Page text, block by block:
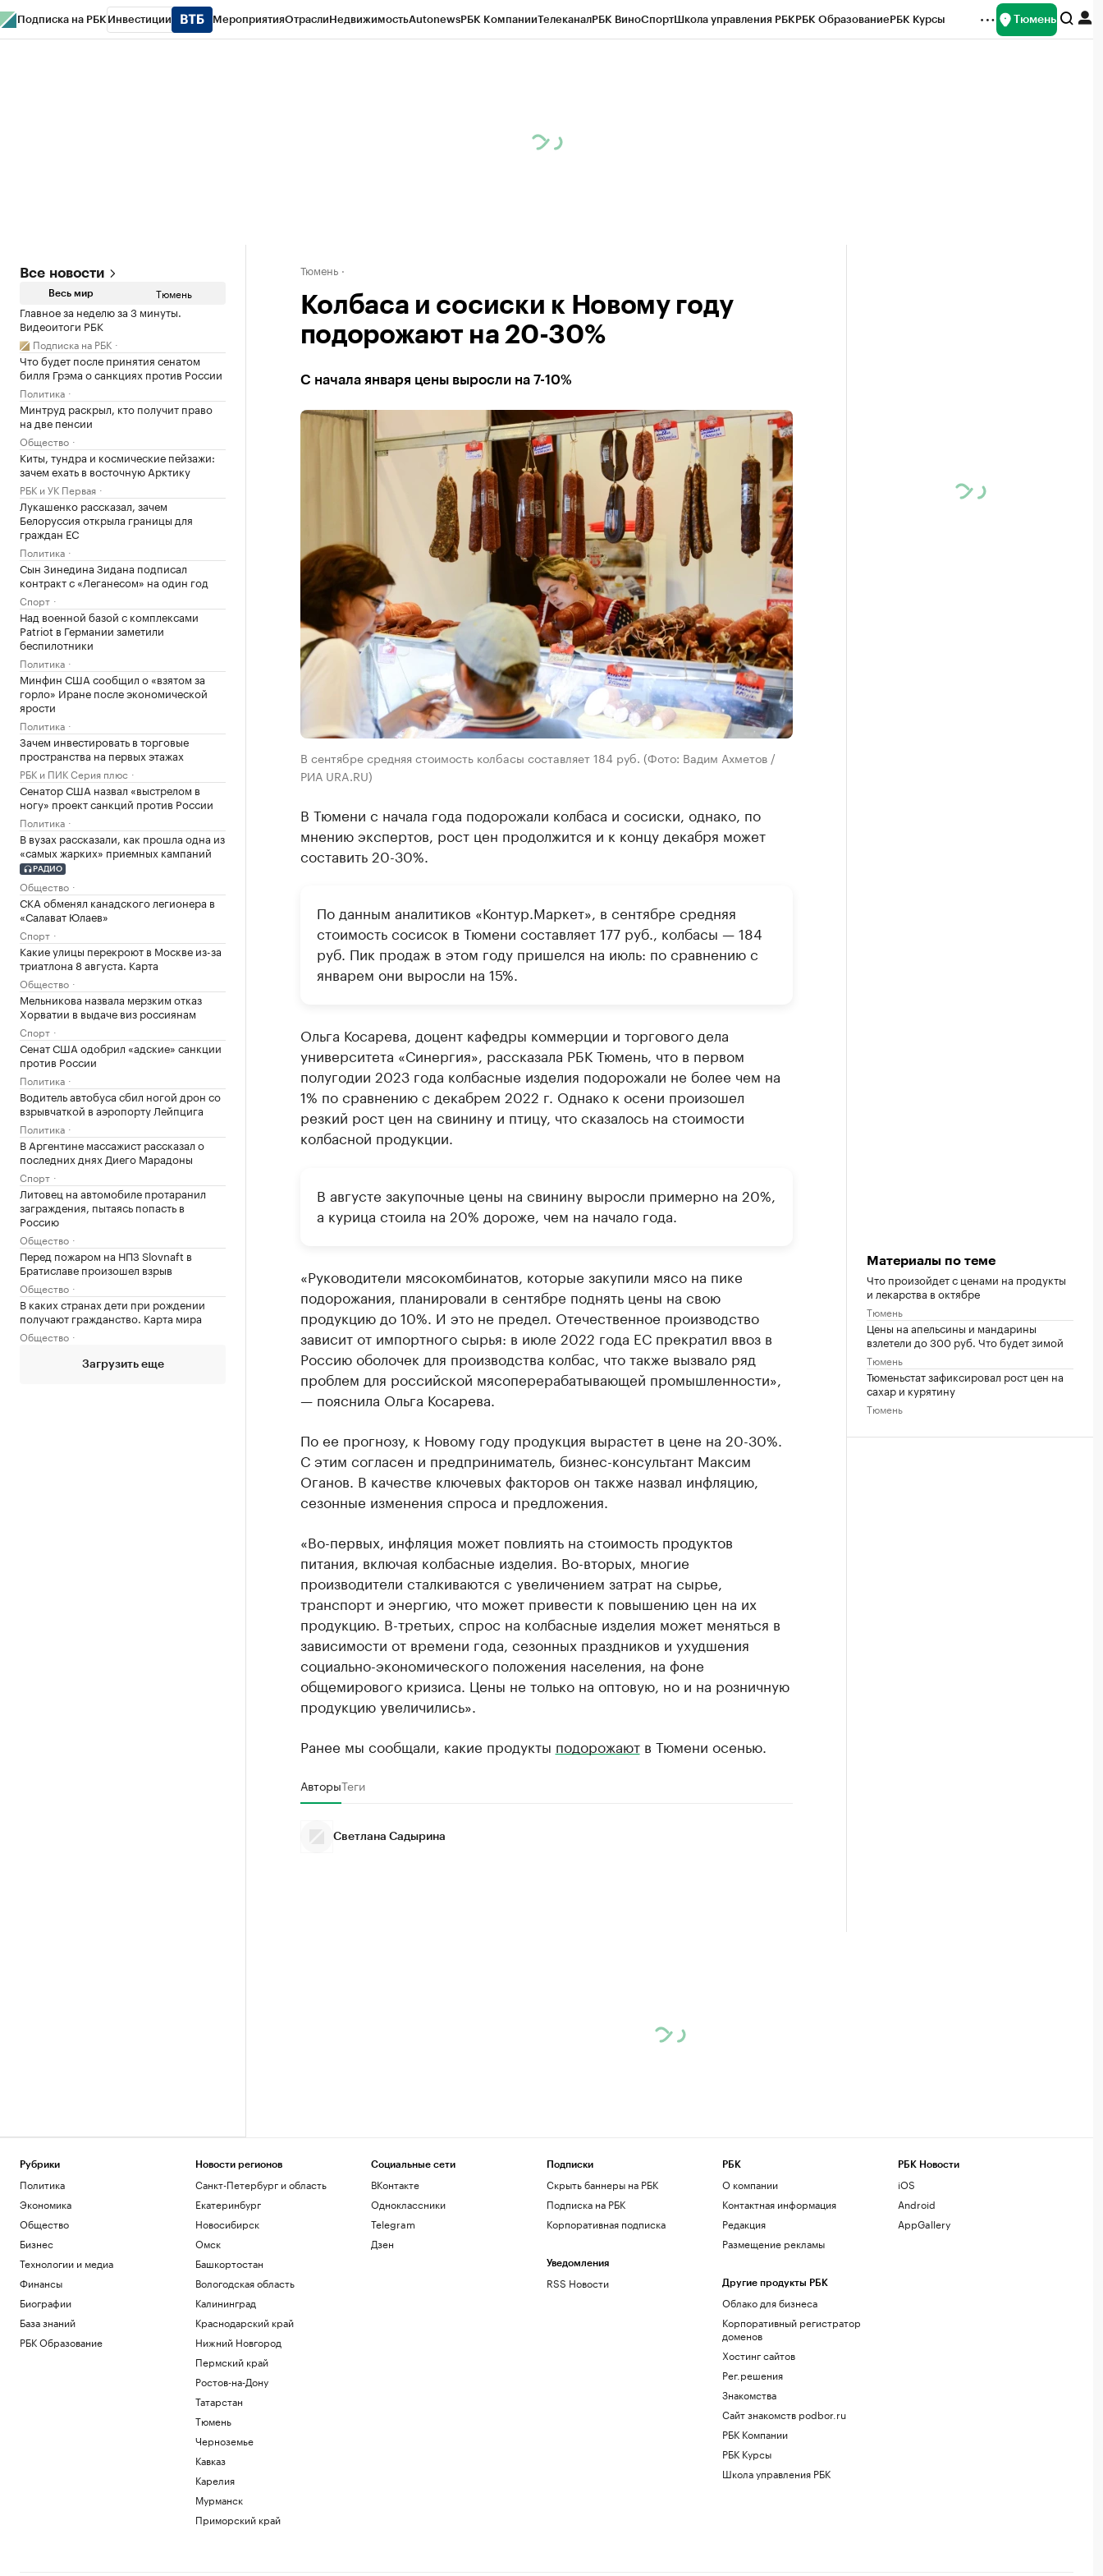
Подписка на РБК Инвестиции МероприятияОтраслиНедвижимостьAutonewsРБК КомпанииТелеканалРБК ВиноСпортШкола управления РБКРБК ОбразованиеРБК Курсы Тюмень
Все новости
Весь мир Тюмень
Главное за неделю за 3 минуты.
Видеоитоги РБК
Подписка на РБК
Что будет после принятия сенатом
билля Грэма о санкциях против России
Политика
Минтруд раскрыл, кто получит право
на две пенсии
Общество
Киты, тундра и космические пейзажи:
зачем ехать в восточную Арктику
РБК и УК Первая
Лукашенко рассказал, зачем
Белоруссия открыла границы для
граждан ЕС
Политика
Сын Зинедина Зидана подписал
контракт с «Леганесом» на один год
Спорт
Над военной базой с комплексами
Patriot в Германии заметили
беспилотники
Политика
Минфин США сообщил о «взятом за
горло» Иране после экономической
ярости
Политика
Зачем инвестировать в торговые
пространства на первых этажах
РБК и ПИК Серия плюс
Сенатор США назвал «выстрелом в
ногу» проект санкций против России
Политика
В вузах рассказали, как прошла одна из
«самых жарких» приемных кампаний
РАДИО
Общество
СКА обменял канадского легионера в
«Салават Юлаев»
Спорт
Какие улицы перекроют в Москве из-за
триатлона 8 августа. Карта
Общество
Мельникова назвала мерзким отказ
Хорватии в выдаче виз россиянам
Спорт
Сенат США одобрил «адские» санкции
против России
Политика
Водитель автобуса сбил ногой дрон со
взрывчаткой в аэропорту Лейпцига
Политика
В Аргентине массажист рассказал о
последних днях Диего Марадоны
Спорт
Литовец на автомобиле протаранил
заграждения, пытаясь попасть в
Россию
Общество
Перед пожаром на НПЗ Slovnaft в
Братиславе произошел взрыв
Общество
В каких странах дети при рождении
получают гражданство. Карта мира
Общество
Загрузить еще
Тюмень
Колбаса и сосиски к Новому году
подорожают на 20-30%
С начала января цены выросли на 7-10%
В сентябре средняя стоимость колбасы составляет 184 руб. (Фото: Вадим Ахметов /
РИА URA.RU)
В Тюмени с начала года подорожали колбаса и сосиски, однако, по
мнению экспертов, рост цен продолжится и к концу декабря может
составить 20-30%.
По данным аналитиков «Контур.Маркет», в сентябре средняя
стоимость сосисок в Тюмени составляет 177 руб., колбасы — 184
руб. Пик продаж в этом году пришелся на июль: по сравнению с
январем они выросли на 15%.
Ольга Косарева, доцент кафедры коммерции и торгового дела
университета «Синергия», рассказала РБК Тюмень, что в первом
полугодии 2023 года колбасные изделия подорожали не более чем на
1% по сравнению с декабрем 2022 г. Однако к осени произошел
резкий рост цен на свинину и птицу, что сказалось на стоимости
колбасной продукции.
В августе закупочные цены на свинину выросли примерно на 20%,
а курица стоила на 20% дороже, чем на начало года.
«Руководители мясокомбинатов, которые закупили мясо на пике
подорожания, планировали в сентябре поднять цены на свою
продукцию до 10%. И это не предел. Отечественное производство
зависит от импортного сырья: в июле 2022 года ЕС прекратил ввоз в
Россию оболочек для производства колбас, что также вызвало ряд
проблем для российской мясоперерабатывающей промышленности»,
— пояснила Ольга Косарева.
По ее прогнозу, к Новому году продукция вырастет в цене на 20-30%.
С этим согласен и предприниматель, бизнес-консультант Максим
Оганов. В качестве ключевых факторов он также назвал инфляцию,
сезонные изменения спроса и предложения.
«Во-первых, инфляция может повлиять на стоимость продуктов
питания, включая колбасные изделия. Во-вторых, многие
производители сталкиваются с увеличением затрат на сырье,
транспорт и энергию, что может привести к повышению цен на их
продукцию. В-третьих, спрос на колбасные изделия может меняться в
зависимости от времени года, сезонных праздников и ухудшения
социально-экономического положения населения, на фоне
общемирового кризиса. Цены не только на оптовую, но и на розничную
продукцию увеличились».
Ранее мы сообщали, какие продукты подорожаютв Тюмени осенью.
АвторыТеги
Светлана Садырина
Материалы по теме
Что произойдет с ценами на продукты
и лекарства в октябре
Тюмень
Цены на апельсины и мандарины
взлетели до 300 руб. Что будет зимой
Тюмень
Тюменьстат зафиксировал рост цен на
сахар и курятину
Тюмень
Рубрики
Политика
Экономика
Общество
Бизнес
Технологии и медиа
Финансы
Биографии
База знаний
РБК Образование
Новости регионов
Санкт-Петербург и область
Екатеринбург
Новосибирск
Омск
Башкортостан
Вологодская область
Калининград
Краснодарский край
Нижний Новгород
Пермский край
Ростов-на-Дону
Татарстан
Тюмень
Черноземье
Кавказ
Карелия
Мурманск
Приморский край
Социальные сети
ВКонтакте
Одноклассники
Telegram
Дзен
Подписки
Скрыть баннеры на РБК
Подписка на РБК
Корпоративная подписка
Уведомления
RSS Новости
РБК
О компании
Контактная информация
Редакция
Размещение рекламы
Другие продукты РБК
Облако для бизнеса
Корпоративный регистратор
доменов
Хостинг сайтов
Рег.решения
Знакомства
Сайт знакомств podbor.ru
РБК Компании
РБК Курсы
Школа управления РБК
РБК Новости
iOS
Android
AppGallery